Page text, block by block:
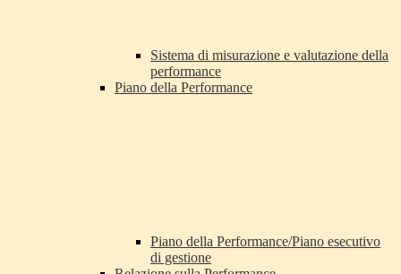
Sistema di misurazione e valutazione della
performance
Piano della Performance
Piano della Performance/Piano esecutivo
di gestione